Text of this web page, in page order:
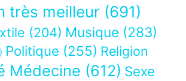
très meilleur (691)
(204) Musique (283)
Politique (255) Religion
Médecine (612) Sexe